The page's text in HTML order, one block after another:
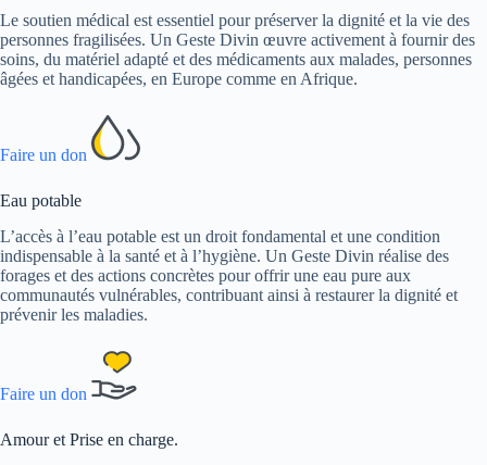
Le soutien médical est essentiel pour préserver la dignité et la vie des
personnes fragilisées. Un Geste Divin œuvre activement à fournir des
soins, du matériel adapté et des médicaments aux malades, personnes
âgées et handicapées, en Europe comme en Afrique.
Faire un don
Eau potable
L’accès à l’eau potable est un droit fondamental et une condition
indispensable à la santé et à l’hygiène. Un Geste Divin réalise des
forages et des actions concrètes pour offrir une eau pure aux
communautés vulnérables, contribuant ainsi à restaurer la dignité et
prévenir les maladies.
Faire un don
Amour et Prise en charge.